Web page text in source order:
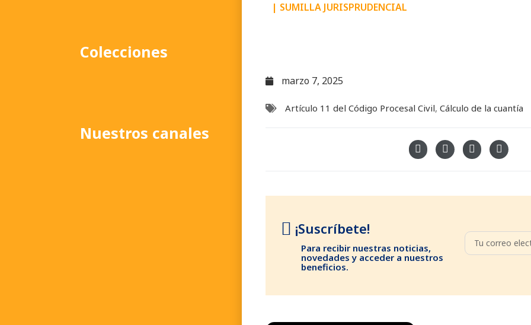
Colecciones
Nuestros canales
| SUMILLA JURISPRUDENCIAL
marzo 7, 2025
Artículo 11 del Código Procesal Civil, Cálculo de la cuantía
¡Suscríbete!
Para recibir nuestras noticias,
novedades y acceder a nuestros
beneficios.